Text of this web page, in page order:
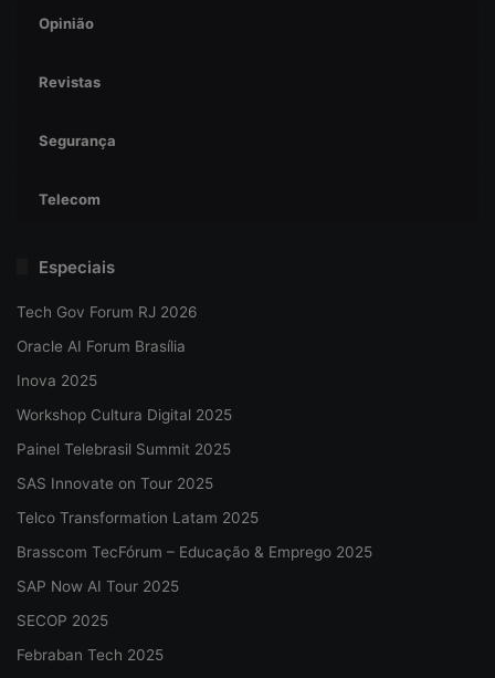
Opinião
Revistas
Segurança
Telecom
Especiais
Tech Gov Forum RJ 2026
Oracle AI Forum Brasília
Inova 2025
Workshop Cultura Digital 2025
Painel Telebrasil Summit 2025
SAS Innovate on Tour 2025
Telco Transformation Latam 2025
Brasscom TecFórum – Educação & Emprego 2025
SAP Now AI Tour 2025
SECOP 2025
Febraban Tech 2025